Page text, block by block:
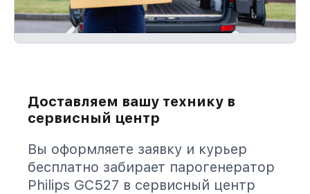
Доставляем вашу технику в
сервисный центр
Вы оформляете заявку и курьер
бесплатно забирает парогенератор
Philips GC527 в сервисный центр